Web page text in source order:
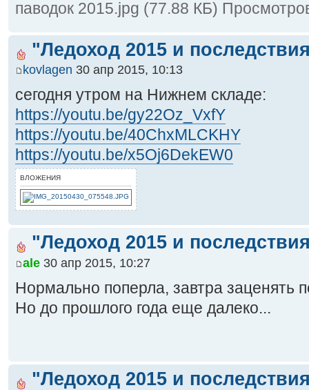
паводок 2015.jpg (77.88 КБ)
"Ледоход 2015 и
kovlagen 30 апр 2015, 10:13
сегодня утром на Нижнем складе:
https://youtu.be/gy22Oz_VxfY
https://youtu.be/40ChxMLCKHY
https://youtu.be/x5Oj6DekEW0
ВЛОЖЕНИЯ
"Ледоход 2015 и
ale 30 апр 2015, 10:27
Нормально поперла, завтра заценять
Но до прошлого года еще далеко...
"Ледоход 2015 и